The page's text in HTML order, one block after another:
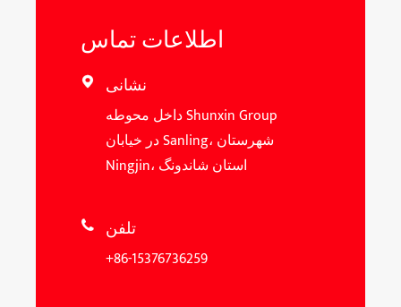
اطلاعات تماس
 نشانی
داخل محوطه Shunxin Group
در خیابان Sanling، شهرستان
Ningjin، استان شاندونگ
 تلفن
+86-15376736259